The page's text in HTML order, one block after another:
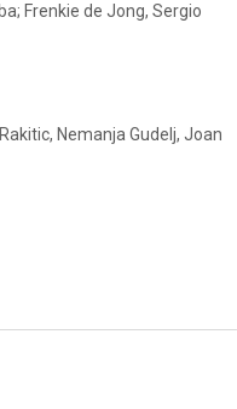
Frenkie de Jong, Sergio
Nemanja Gudelj, Joan